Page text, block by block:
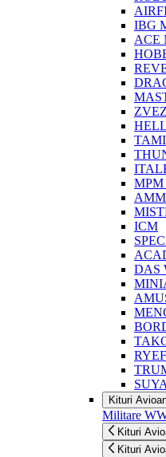
IBG
ACE
MPM
ICM
DAS
Kituri
Militare
Kituri
Kituri